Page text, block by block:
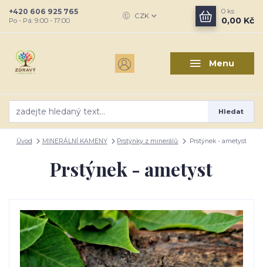
Menu
CZK
Hledat
+420 606 925 765
Po - Pá: 9:00 - 17:00
0 ks
0,00 Kč
Úvod MINERÁLNÍ KAMENY Prstýnky z minerálů Prstýnek - ametyst
Prstýnek - ametyst